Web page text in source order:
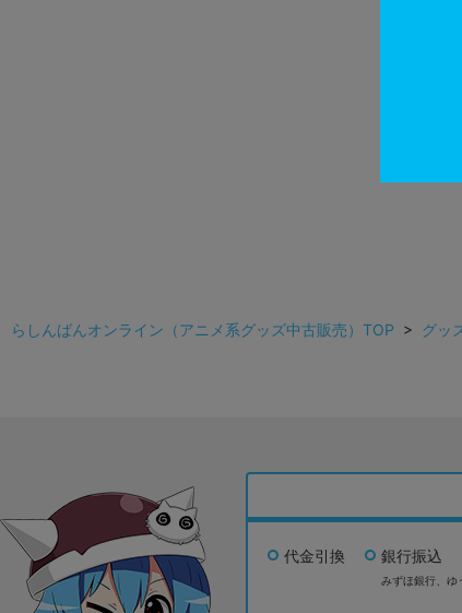
らしんばんオンライン（アニメ系グッズ中古販売）TOP > グッ
代金引換 銀行振込
みずほ銀行、 ゆ